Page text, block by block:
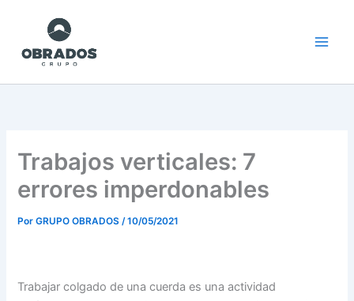
contenido
Trabajos verticales: 7
errores imperdonables
PorGRUPO OBRADOS /10/05/2021
Trabajar colgado de una cuerda es una actividad